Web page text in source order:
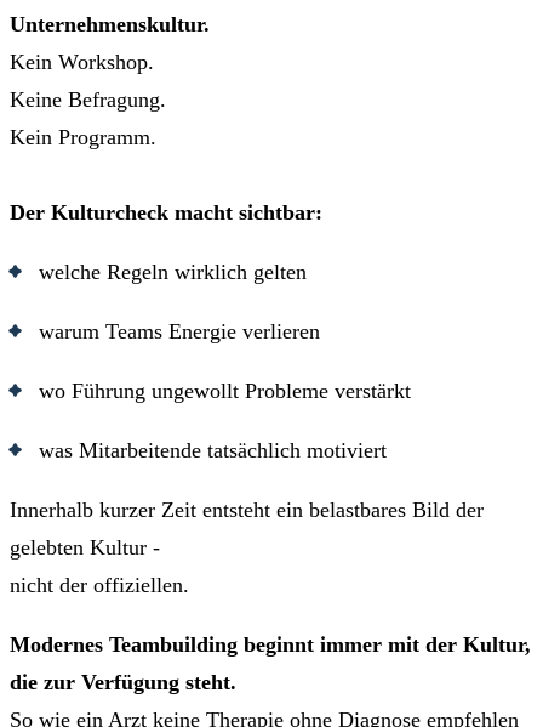
Unternehmenskultur.
Kein Workshop.
Keine Befragung.
Kein Programm.
Der Kulturcheck macht sichtbar:
welche Regeln wirklich gelten
warum Teams Energie verlieren
wo Führung ungewollt Probleme verstärkt
was Mitarbeitende tatsächlich motiviert
Innerhalb kurzer Zeit entsteht ein belastbares Bild der
gelebten Kultur -
nicht der offiziellen.
Modernes Teambuilding beginnt immer mit der Kultur,
die zur Verfügung steht.
So wie ein Arzt keine Therapie ohne Diagnose empfehlen